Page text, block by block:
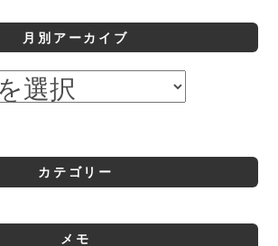
月別アーカイブ
カテゴリー
メモ